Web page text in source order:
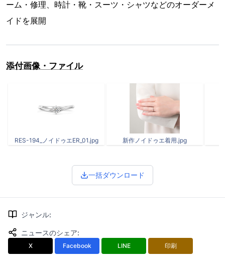
ーム・修理、時計・靴・スーツ・シャツなどのオーダーメ
イドを展開
添付画像・ファイル
RES-194_ノイドゥエER_01.jpg 新作ノイドゥエ着用.jpg
一括ダウンロード
ジャンル:
ニュースのシェア:
X Facebook LINE 印刷